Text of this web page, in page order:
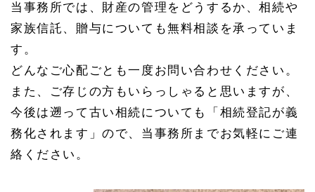
当事務所では、財産の管理をどうするか、相続や
家族信託、贈与についても無料相談を承っていま
す。
どんなご心配ごとも一度お問い合わせください。
また、ご存じの方もいらっしゃると思いますが、
今後は遡って古い相続についても「相続登記が義
務化されます」ので、当事務所までお気軽にご連
絡ください。